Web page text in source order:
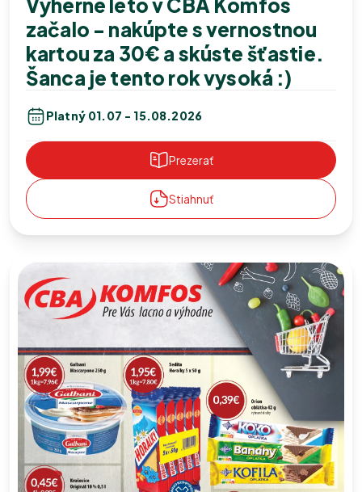
začalo - nakúpte s vernostnou
kartou za 30€ a skúste šťastie.
Šanca je tento rok vysoká :)
Platný 01.07 - 15.08.2026
Prezerať
Stiahnuť